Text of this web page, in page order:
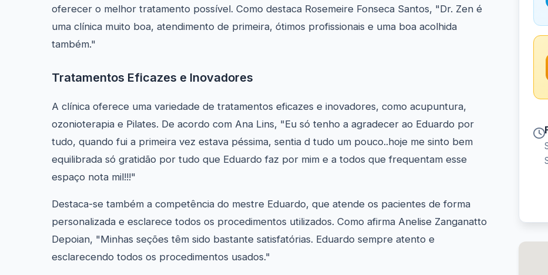
oferecer o melhor tratamento possível. Como destaca Rosemeire Fonseca Santos, "Dr. Zen é
uma clínica muito boa, atendimento de primeira, ótimos profissionais e uma boa acolhida
também."
Tratamentos Eficazes e Inovadores
A clínica oferece uma variedade de tratamentos eficazes e inovadores, como acupuntura,
ozonioterapia e Pilates. De acordo com Ana Lins, "Eu só tenho a agradecer ao Eduardo por
tudo, quando fui a primeira vez estava péssima, sentia d tudo um pouco..hoje me sinto bem
equilibrada só gratidão por tudo que Eduardo faz por mim e a todos que frequentam esse
espaço nota mil!!!"
Destaca-se também a competência do mestre Eduardo, que atende os pacientes de forma
personalizada e esclarece todos os procedimentos utilizados. Como afirma Anelise Zanganatto
Depoian, "Minhas seções têm sido bastante satisfatórias. Eduardo sempre atento e
esclarecendo todos os procedimentos usados."